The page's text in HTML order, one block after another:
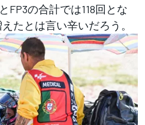
FP3の合計では118回とな
たとは言い辛いだろう。